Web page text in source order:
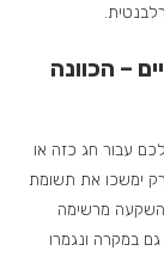
– הכוונה
עבור חג כזה או
רק ימשכו את תשומת
מרשימה
במקרה ונגמרו